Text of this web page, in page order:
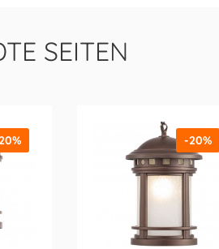
SEITEN
-20%